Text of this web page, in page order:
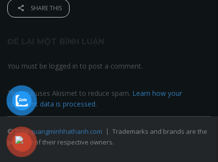
SHARE THIS
You must be logged in to post a comment.
This site uses Akismet to reduce spam. Learn how your
comment data is processed.
© 2026quangminhhathanh.com
Trademarks and brands are the
property of their respective owners.